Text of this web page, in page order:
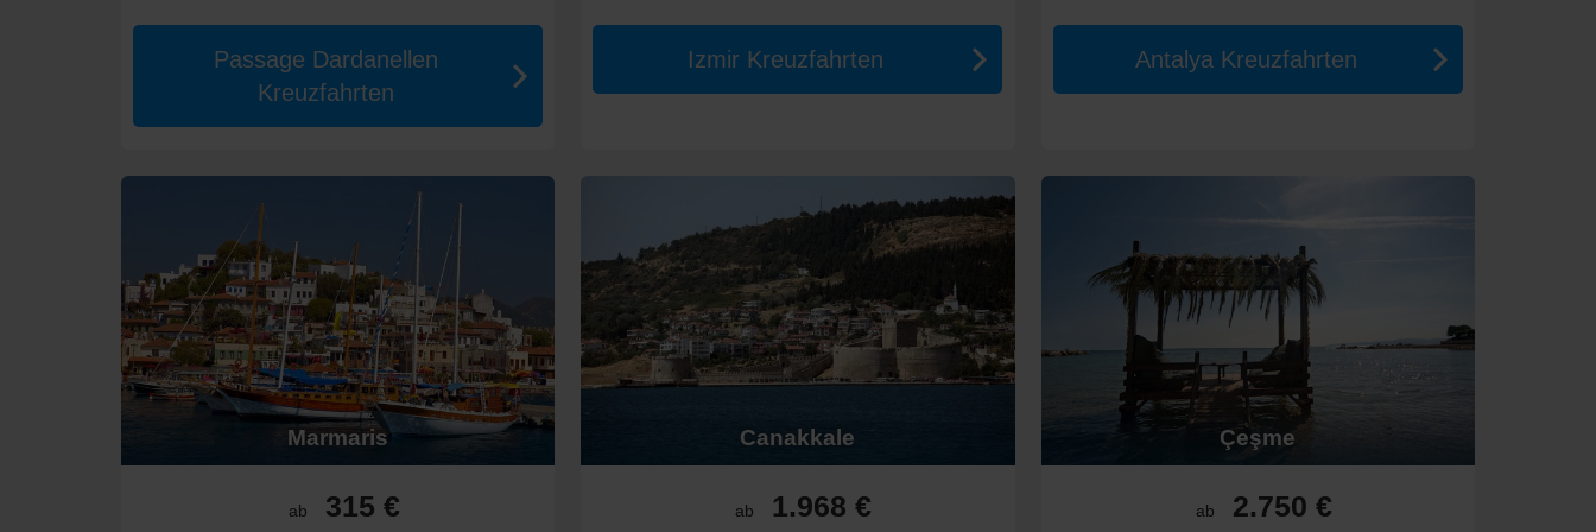
die 1.500 € bis 3.000 € kosten. Luxuskreuzfahrten können zwischen 3.000 € und mehr als 8.000 € kosten, abhängig von den gewählten Annehmlichkeiten.
Alternativen für Kreuzfahrten
Wenn Sie eine Kreuzfahrt in die Türkei planen, sollten Sie auch diese Alternativen in Erwägung ziehen:
Griechenland:Erleben Sie die atemberaubenden Inseln, die köstliche Küche und die herzliche Kultur der Griechen in Verbindung mit einer reichhaltigen Geschichte.
Entspannen Sie an den wunderschönen Stränden oder erkunden Sie die alte Geschichte, darunter die Ruinen in Paphos.
Riviera bis hin zu den faszinierenden Städten wie Rom und Venediggibt es eine Fülle an Möglichkeiten für kulturelle Erlebnisse und kulinarischen
Ägypten :Entdecken Sie die Pyramiden und antiken Stätten in Verbindung mit erholsamen Strandaufenthalten am Roten Meer.
Buchen Sie Ihre Kreuzfahrt in die Türkei bei Dreamlines und erleben Sie unvergessliche Abenteuer an einem der faszinierendsten Reiseziele der Welt!
Passage Dardanellen
Kreuzfahrten
Izmir Kreuzfahrten Antalya Kreuzfahrten
Marmaris
ab 315 €
Canakkale
ab 1.968 €
Çeşme
ab 2.750 €